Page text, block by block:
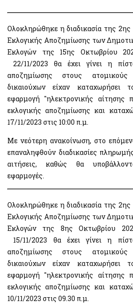
Special electronic application
numbers via Personal Number"
Special electronic application
Citizens Service Centers" - Special
"Personal data (myInfo) for salaried
Hide list
Telecommunications
Register of Beneficiaries of
and Cellular Telephony Subscribers
Greek State Auditing Services
Submit declaration "ΠΟΘΕΝ ΕΣΧΕΣ"
Social dividend
The Transport Equivalent
myKEPlive
Online appointment request at
(KEP)
myEFKALive - Teleconferencing
DYPA Rendezvous Platform by
myDimoslive - Teleconferencing
Municipality
myKTIMATOLOGIOlive -
Hellenic Land Registry
Ολοκληρώθηκε η διαδικασία της
Εκλογικής Αποζημίωσης των
Εκλογών της 15ης Οκτωβρίου
22/11/2023 θα έχει γίνει η
αποζημίωσης στους
δικαιούχων είχαν
εφαρμογή "ηλεκτρονικής αίτησης
εκλογικής αποζημίωσης και
17/11/2023 στις 10:00 π.μ.
Με νεότερη ανακοίνωση, στο
επαναληφθούν διαδικασίες
αιτήσεις, καθώς θα
εφαρμογές.
Ολοκληρώθηκε η διαδικασία της
Εκλογικής Αποζημίωσης των
Εκλογών της 8ης Οκτωβρίου
15/11/2023 θα έχει γίνει η
αποζημίωσης στους
δικαιούχων είχαν
εφαρμογή "ηλεκτρονικής αίτησης
εκλογικής αποζημίωσης και
10/11/2023 στις 09.30 π.μ.